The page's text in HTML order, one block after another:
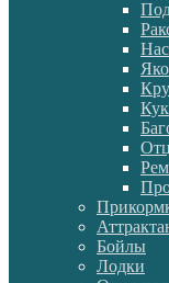
Бойлы
Лодки